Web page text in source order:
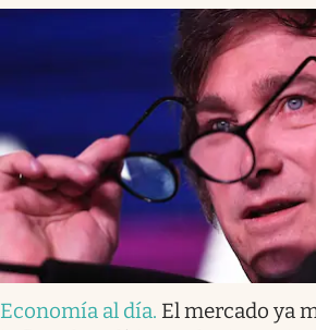
Economía al día. El mercado ya